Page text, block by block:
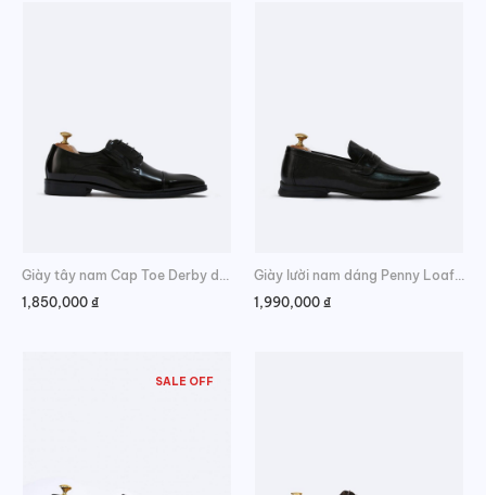
1,850,000 ₫
Giày lười nam dáng Penny Loafer công sở
1,990,000 ₫
SALE OFF